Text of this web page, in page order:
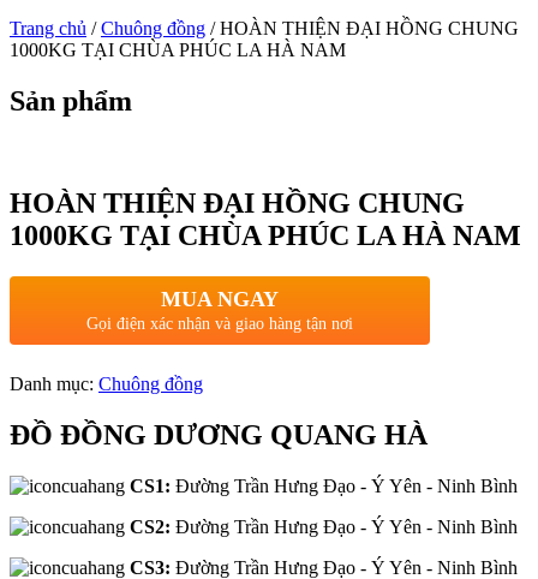
Trang chủ /Chuông đồng / HOÀN THIỆN ĐẠI HỒNG CHUNG
1000KG TẠI CHÙA PHÚC LA HÀ NAM
Sản phẩm
HOÀN THIỆN ĐẠI HỒNG CHUNG
1000KG TẠI CHÙA PHÚC LA HÀ NAM
MUA NGAY
Gọi điện xác nhận và giao hàng tận nơi
Danh mục: Chuông đồng
ĐỒ ĐỒNG DƯƠNG QUANG HÀ
CS1: Đường Trần Hưng Đạo - Ý Yên - Ninh Bình
CS2: Đường Trần Hưng Đạo - Ý Yên - Ninh Bình
CS3: Đường Trần Hưng Đạo - Ý Yên - Ninh Bình